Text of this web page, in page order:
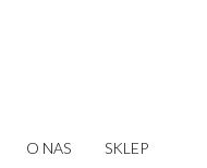
O NAS SKLEP